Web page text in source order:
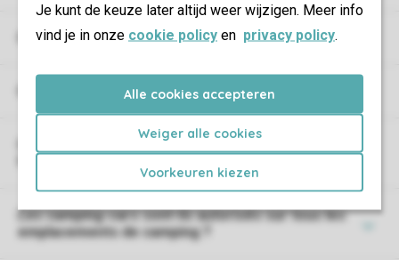
Je kunt de keuze later altijd weer wijzigen. Meer info
vind je in onze cookie policy en privacy policy.
Alle cookies accepteren
Weiger alle cookies
Voorkeuren kiezen
Où puis-je trouver les coordonnées d'un parc ?
Où puis-je trouver le plan du parc ?
Quelles sont les choses amusantes à voir et à
faire dans les environs du parc ?
Les camping-cars sont-ils autorisés sur tous les
emplacements de camping ?